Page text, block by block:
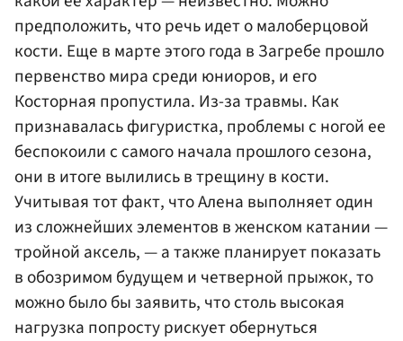
предположить, что речь идет о малоберцовой
кости. Еще в марте этого года в Загребе прошло
первенство мира среди юниоров, и его
Косторная пропустила. Из-за травмы. Как
признавалась фигуристка, проблемы с ногой ее
беспокоили с самого начала прошлого сезона,
они в итоге вылились в трещину в кости.
Учитывая тот факт, что Алена выполняет один
из сложнейших элементов в женском катании —
тройной аксель, — а также планирует показать
в обозримом будущем и четверной прыжок, то
можно было бы заявить, что столь высокая
нагрузка попросту рискует обернуться